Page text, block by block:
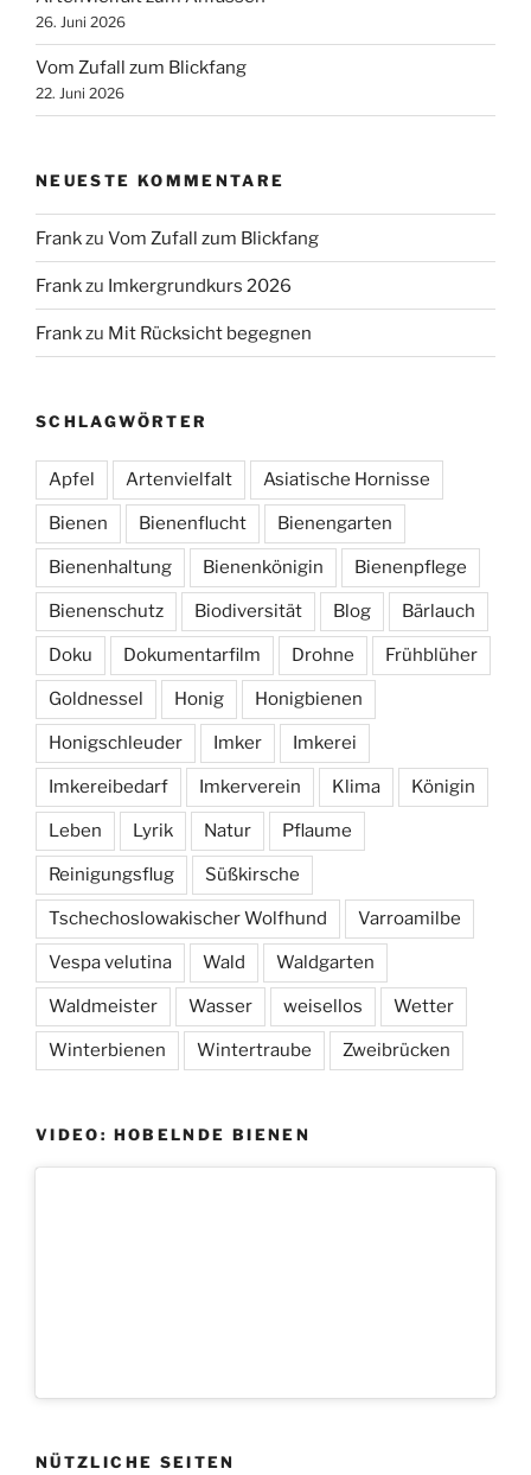
26. Juni 2026
Vom Zufall zum Blickfang
22. Juni 2026
NEUESTE KOMMENTARE
Frankzu Vom Zufall zum Blickfang
Frankzu Imkergrundkurs 2026
Frankzu Mit Rücksicht begegnen
SCHLAGWÖRTER
Apfel Artenvielfalt Asiatische Hornisse
Bienen Bienenflucht Bienengarten
Bienenhaltung Bienenkönigin Bienenpflege
Bienenschutz Biodiversität Blog Bärlauch
Doku Dokumentarfilm Drohne Frühblüher
Goldnessel Honig Honigbienen
Honigschleuder Imker Imkerei
Imkereibedarf Imkerverein Klima Königin
Leben Lyrik Natur Pflaume
Reinigungsflug Süßkirsche
Tschechoslowakischer Wolfhund Varroamilbe
Vespa velutina Wald Waldgarten
Waldmeister Wasser weisellos Wetter
Winterbienen Wintertraube Zweibrücken
VIDEO: HOBELNDE BIENEN
NÜTZLICHE SEITEN